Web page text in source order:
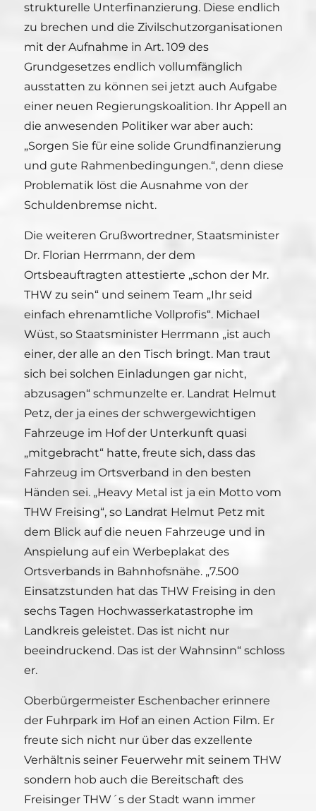
strukturelle Unterfinanzierung. Diese endlich
zu brechen und die Zivilschutzorganisationen
mit der Aufnahme in Art. 109 des
Grundgesetzes endlich vollumfänglich
ausstatten zu können sei jetzt auch Aufgabe
einer neuen Regierungskoalition. Ihr Appell an
die anwesenden Politiker war aber auch:
„Sorgen Sie für eine solide Grundfinanzierung
und gute Rahmenbedingungen.“, denn diese
Problematik löst die Ausnahme von der
Schuldenbremse nicht.
Die weiteren Grußwortredner, Staatsminister
Dr. Florian Herrmann, der dem
Ortsbeauftragten attestierte „schon der Mr.
THW zu sein“ und seinem Team „Ihr seid
einfach ehrenamtliche Vollprofis“. Michael
Wüst, so Staatsminister Herrmann „ist auch
einer, der alle an den Tisch bringt. Man traut
sich bei solchen Einladungen gar nicht,
abzusagen“ schmunzelte er. Landrat Helmut
Petz, der ja eines der schwergewichtigen
Fahrzeuge im Hof der Unterkunft quasi
„mitgebracht“ hatte, freute sich, dass das
Fahrzeug im Ortsverband in den besten
Händen sei. „Heavy Metal ist ja ein Motto vom
THW Freising“, so Landrat Helmut Petz mit
dem Blick auf die neuen Fahrzeuge und in
Anspielung auf ein Werbeplakat des
Ortsverbands in Bahnhofsnähe. „7.500
Einsatzstunden hat das THW Freising in den
sechs Tagen Hochwasserkatastrophe im
Landkreis geleistet. Das ist nicht nur
beeindruckend. Das ist der Wahnsinn“ schloss
er.
Oberbürgermeister Eschenbacher erinnere
der Fuhrpark im Hof an einen Action Film. Er
freute sich nicht nur über das exzellente
Verhältnis seiner Feuerwehr mit seinem THW
sondern hob auch die Bereitschaft des
Freisinger THW´s der Stadt wann immer